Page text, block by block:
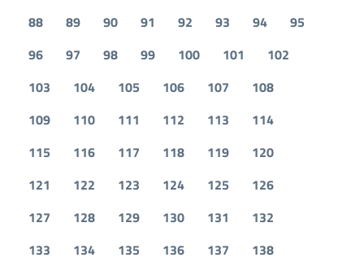
88
89 90 91 92 93 94
95
96
97 98 99 100 101
102
103
104 105 106 107
108
109
110 111 112 113
114
115
116 117 118 119
120
121
122 123 124 125
126
127
128 129 130 131
132
133
134 135 136 137
138